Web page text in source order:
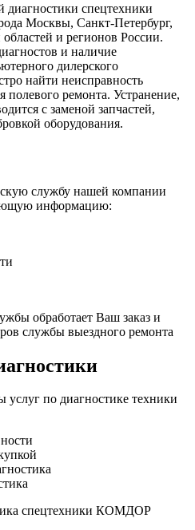
диагностики спецтехники
Москвы, Санкт-Петербург,
и регионов России.
и наличие
дилерского
найти неисправность
полевого ремонта. Устранение,
с заменой запчастей,
оборудования.
службу нашей компании
информацию:
обработает Ваш заказ и
службы выездного ремонта
по диагностике техники